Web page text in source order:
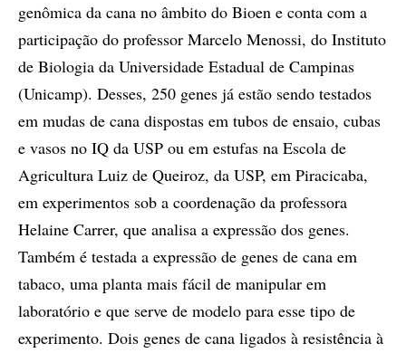
genômica da cana no âmbito do Bioen e conta com a
participação do professor Marcelo Menossi, do Instituto
de Biologia da Universidade Estadual de Campinas
(Unicamp). Desses, 250 genes já estão sendo testados
em mudas de cana dispostas em tubos de ensaio, cubas
e vasos no IQ da USP ou em estufas na Escola de
Agricultura Luiz de Queiroz, da USP, em Piracicaba,
em experimentos sob a coordenação da professora
Helaine Carrer, que analisa a expressão dos genes.
Também é testada a expressão de genes de cana em
tabaco, uma planta mais fácil de manipular em
laboratório e que serve de modelo para esse tipo de
experimento. Dois genes de cana ligados à resistência à